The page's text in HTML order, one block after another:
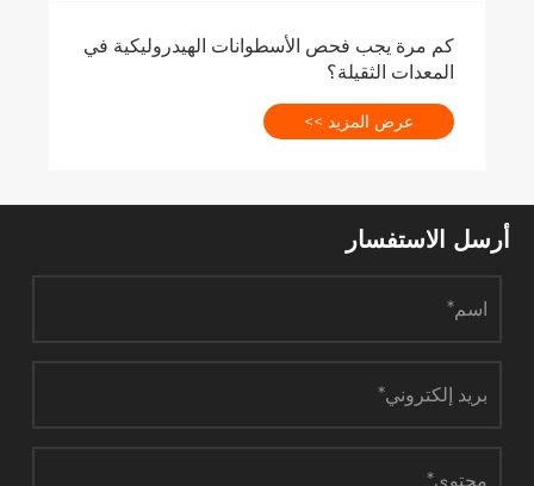
كم مرة يجب فحص الأسطوانات الهيدروليكية في
المعدات الثقيلة؟
عرض المزيد >>
أرسل الاستفسار